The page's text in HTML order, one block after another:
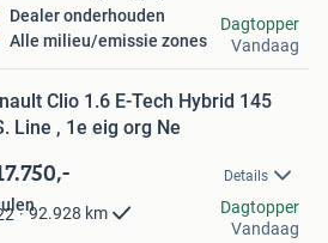
Dealer onderhouden
Alle milieu/emissie zones
Dagtopper
Vandaag
Clio 1.6 E-Tech Hybrid 145
Line , 1e eig org Ne
Details
92.928 km
Dagtopper
Vandaag